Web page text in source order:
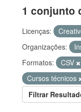
1 conjunto
Licenças:
Organizações:
Formatos:
CSV
Cursos técnicos
Filtrar